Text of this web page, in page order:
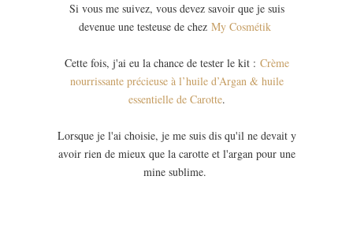
Si vous me suivez, vous devez savoir que je suis
devenue une testeuse de chez My Cosmétik
Cette fois, j'ai eu la chance de tester le kit : Crème
nourrissante précieuse à l’huile d’Argan & huile
essentielle de Carotte.
Lorsque je l'ai choisie, je me suis dis qu'il ne devait y
avoir rien de mieux que la carotte et l'argan pour une
mine sublime.